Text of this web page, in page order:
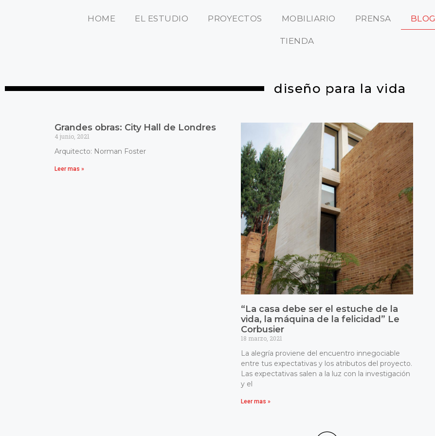
HOME EL ESTUDIO PROYECTOS MOBILIARIO PRENSA BLOG
TIENDA
diseño para la vida
Grandes obras: City Hall de Londres
4 junio, 2021
Arquitecto: Norman Foster
Leer mas »
“La casa debe ser el estuche de la
vida, la máquina de la felicidad” Le
Corbusier
18 marzo, 2021
La alegría proviene del encuentro innegociable
entre tus expectativas y los atributos del proyecto.
Las expectativas salen a la luz con la investigación
y el
Leer mas »